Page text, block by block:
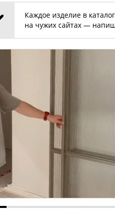
Каждое изделие в
на чужих сайтах —